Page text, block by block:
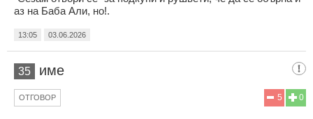
аз на Баба Али, но!.
13:05 03.06.2026
35 име
0
5
ОТГОВОР